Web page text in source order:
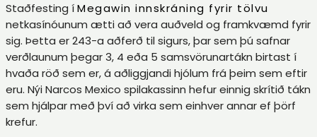
Staðfesting íMegawin innskráning fyrir tölvu
netkasínóunum ætti að vera auðveld og framkvæmd fyrir
sig. Þetta er 243-a aðferð til sigurs, þar sem þú safnar
verðlaunum þegar 3, 4 eða 5 samsvörunartákn birtast í
hvaða röð sem er, á aðliggjandi hjólum frá þeim sem eftir
eru. Nýi Narcos Mexico spilakassinn hefur einnig skrítið tákn
sem hjálpar með því að virka sem einhver annar ef þörf
krefur.